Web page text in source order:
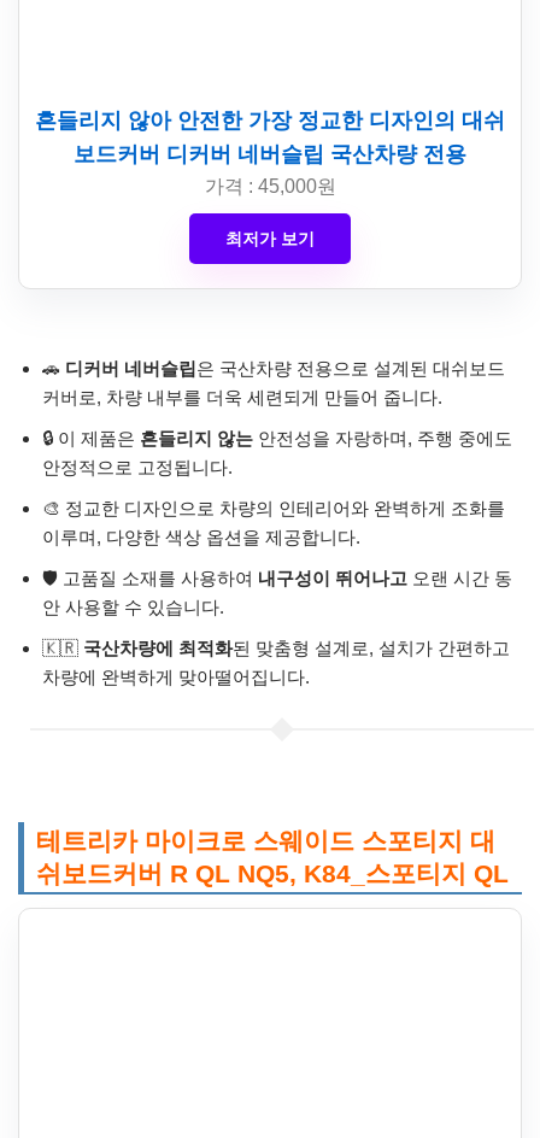
흔들리지 않아 안전한 가장 정교한 디자인의 대쉬
보드커버 디커버 네버슬립 국산차량 전용
가격 : 45,000원
최저가 보기
🚗 디커버 네버슬립은 국산차량 전용으로 설계된 대쉬보드
커버로, 차량 내부를 더욱 세련되게 만들어 줍니다.
🔒 이 제품은 흔들리지 않는 안전성을 자랑하며, 주행 중에도
안정적으로 고정됩니다.
🎨 정교한 디자인으로 차량의 인테리어와 완벽하게 조화를
이루며, 다양한 색상 옵션을 제공합니다.
🛡️ 고품질 소재를 사용하여 내구성이 뛰어나고 오랜 시간 동
안 사용할 수 있습니다.
🇰🇷 국산차량에 최적화된 맞춤형 설계로, 설치가 간편하고
차량에 완벽하게 맞아떨어집니다.
테트리카 마이크로 스웨이드 스포티지 대
쉬보드커버 R QL NQ5, K84_스포티지 QL